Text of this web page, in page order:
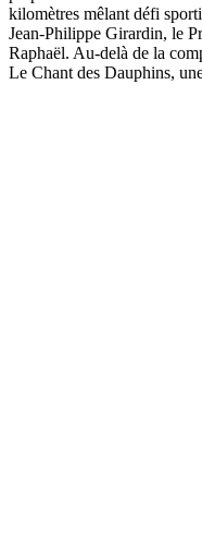
kilomètres mêlant défi
Jean-Philippe Girardin, le
Raphaël. Au-delà de la
Le Chant des Dauphins,